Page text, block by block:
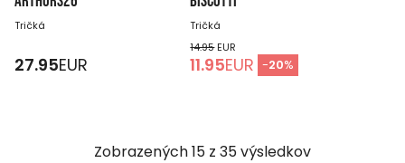
Tričká
27.95EUR
Tričká
14.95EUR
11.95EUR -20%
Zobrazených15 z 35výsledkov